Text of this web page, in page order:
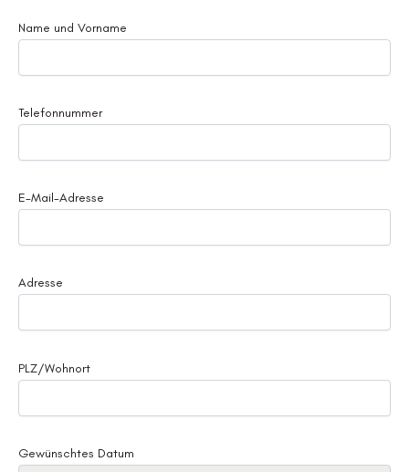
Name und Vorname
Telefonnummer
E-Mail-Adresse
Adresse
PLZ/Wohnort
Gewünschtes Datum